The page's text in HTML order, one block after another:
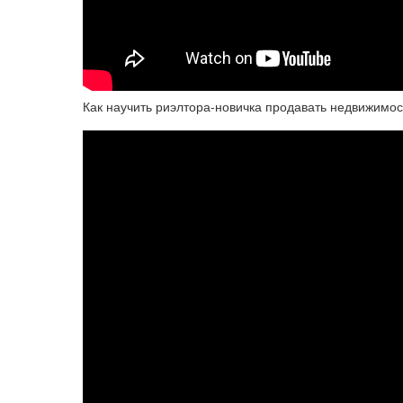
Как научить риэлтора-новичка продавать